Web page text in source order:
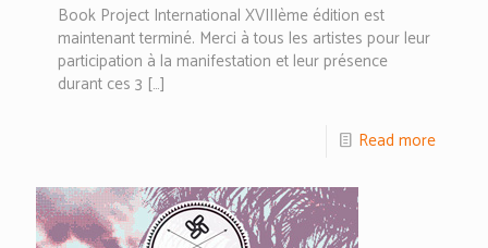
Book Project International XVIIIème édition est
maintenant terminé. Merci à tous les artistes pour leur
participation à la manifestation et leur présence
durant ces 3 […]
Read more